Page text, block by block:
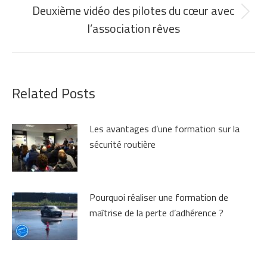
Article
suivant
Deuxième vidéo des pilotes du cœur avec
l’association rêves
Related Posts
Les avantages d’une formation sur la
sécurité routière
Pourquoi réaliser une formation de
maîtrise de la perte d’adhérence ?